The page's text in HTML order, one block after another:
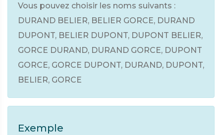
Vous pouvez choisir les noms suivants :
DURAND BELIER, BELIER GORCE, DURAND
DUPONT, BELIER DUPONT, DUPONT BELIER,
GORCE DURAND, DURAND GORCE, DUPONT
GORCE, GORCE DUPONT, DURAND, DUPONT,
BELIER, GORCE
Exemple